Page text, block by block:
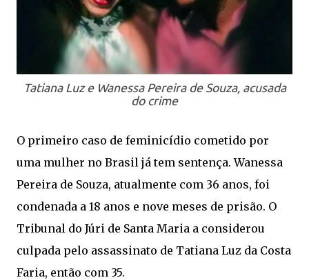
Tatiana Luz e Wanessa Pereira de Souza, acusada
do crime
O primeiro caso de feminicídio cometido por
uma mulher no Brasil já tem sentença. Wanessa
Pereira de Souza, atualmente com 36 anos, foi
condenada a 18 anos e nove meses de prisão. O
Tribunal do Júri de Santa Maria a considerou
culpada pelo assassinato de Tatiana Luz da Costa
Faria, então com 35.